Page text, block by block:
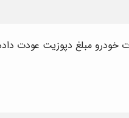
خودرو مبلغ دپوزیت عودت